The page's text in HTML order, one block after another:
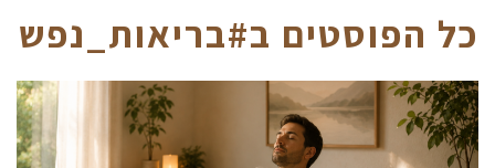
כל הפוסטים ב#בריאות_נפש